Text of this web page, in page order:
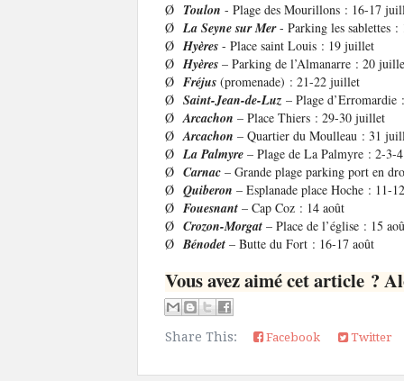
Ø Toulon - Plage des Mourillons : 16-17
Ø La Seyne sur Mer- Parking les sablettes
Ø Hyères - Place saint Louis : 19 juillet
Ø Hyères – Parking de l’Almanarre : 20
Ø Fréjus (promenade) : 21-22 juillet
Ø Saint-Jean-de-Luz – Plage
Ø Arcachon – Place Thiers : 29-30 juillet
Ø Arcachon – Quartier du Moulleau : 31
Ø La Palmyre – Plage de La Palmyre : 2-3-
Ø Carnac – Grande plage parking port en
Ø Quiberon – Esplanade place Hoche : 11-
Ø Fouesnant – Cap Coz : 14 août
Ø Crozon-Morgat – Place de l’église : 15
Ø Bénodet – Butte du Fort : 16-17 août
Vous avez aimé cet article ?
Share This: Facebook Twitter